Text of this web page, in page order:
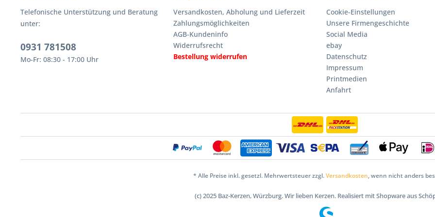
Telefonische Unterstützung und Beratung
unter:
0931 781508
Mo-Fr: 08:30 - 17:00 Uhr
Versandkosten, Abholung und Lieferzeit
Zahlungsmöglichkeiten
AGB-Kundeninfo
Widerrufsrecht
Bestellung widerrufen
Cookie-Einstellungen
Unsere Firmengeschichte
Social Media
ebay
Datenschutz
Impressum
Printmedien
Anfahrt
* Alle Preise inkl. gesetzl. Mehrwertsteuer zzgl.Versandkosten, wenn nicht anders
(c) 2025 Baz-Kerzen, Würzburg. Wir lieben Kerzen. Realisiert mit Shopware aus